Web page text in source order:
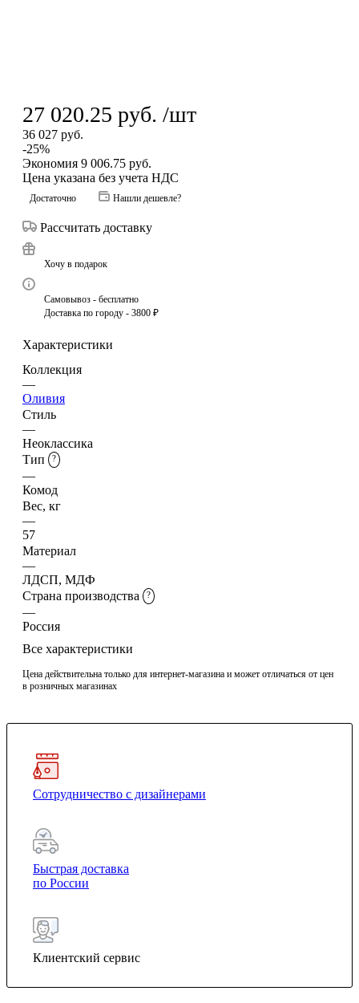
27 020.25 руб. /шт
36 027 руб.
-25%
Экономия 9 006.75 руб.
Цена указана без учета НДС
Достаточно Нашли дешевле?
Рассчитать доставку
Хочу в подарок
Самовывоз - бесплатно
Доставка по городу - 3800 ₽
Характеристики
Коллекция
—
Оливия
Стиль
—
Неоклассика
Тип
?
—
Комод
Вес, кг
—
57
Материал
—
ЛДСП, МДФ
Страна производства
?
—
Россия
Все характеристики
Цена действительна только для интернет-магазина и может отличаться от цен
в розничных магазинах
Сотрудничество с дизайнерами
Быстрая доставка
по России
Клиентский сервис